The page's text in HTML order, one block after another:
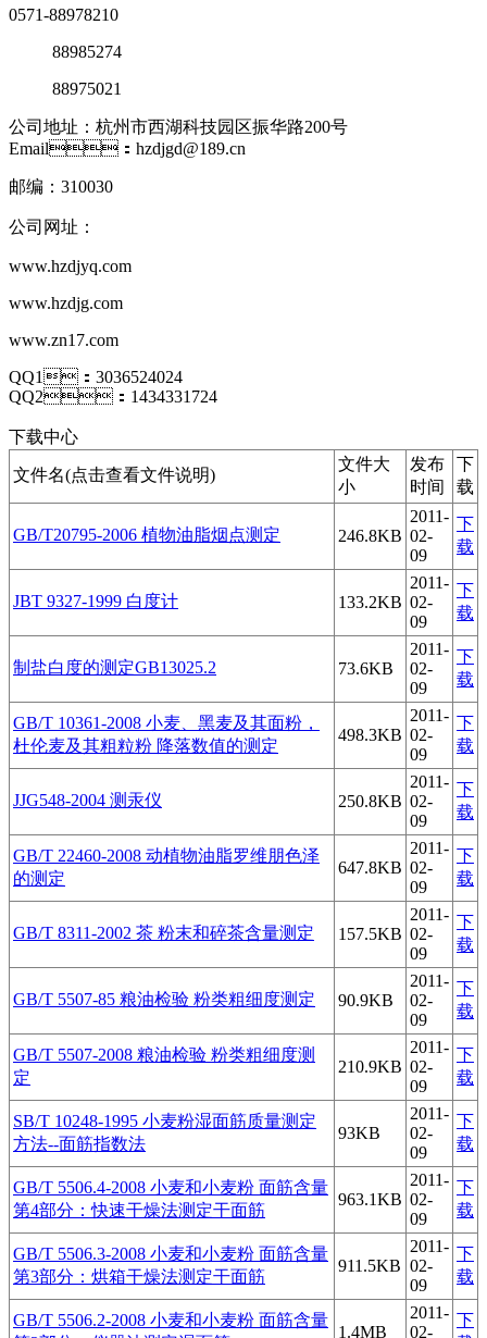
0571-88978210
88985274
88975021
公司地址：杭州市西湖科技园区振华路200号
Email：hzdjgd@189.cn
邮编：310030
公司网址：
www.hzdjyq.com
www.hzdjg.com
www.zn17.com
QQ1：3036524024
QQ2：1434331724
下载中心
文件名(点击查看文件说明)
文件大
小
发布
时间
下
载
GB/T20795-2006 植物油脂烟点测定 246.8KB
2011-
02-
09
下
载
JBT 9327-1999 白度计 133.2KB
2011-
02-
09
下
载
制盐白度的测定GB13025.2 73.6KB
2011-
02-
09
下
载
GB/T 10361-2008 小麦、黑麦及其面粉，
杜伦麦及其粗粒粉 降落数值的测定
498.3KB
2011-
02-
09
下
载
JJG548-2004 测汞仪 250.8KB
2011-
02-
09
下
载
GB/T 22460-2008 动植物油脂罗维朋色泽
的测定
647.8KB
2011-
02-
09
下
载
GB/T 8311-2002 茶 粉末和碎茶含量测定 157.5KB
2011-
02-
09
下
载
GB/T 5507-85 粮油检验 粉类粗细度测定 90.9KB
2011-
02-
09
下
载
GB/T 5507-2008 粮油检验 粉类粗细度测
定
210.9KB
2011-
02-
09
下
载
SB/T 10248-1995 小麦粉湿面筋质量测定
方法--面筋指数法
93KB
2011-
02-
09
下
载
GB/T 5506.4-2008 小麦和小麦粉 面筋含量
第4部分：快速干燥法测定干面筋
963.1KB
2011-
02-
09
下
载
GB/T 5506.3-2008 小麦和小麦粉 面筋含量
第3部分：烘箱干燥法测定干面筋
911.5KB
2011-
02-
09
下
载
GB/T 5506.2-2008 小麦和小麦粉 面筋含量
1.4MB
2011-
02-
下